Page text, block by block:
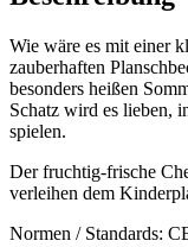
Wie wäre es mit einer
zauberhaften
besonders heißen
Schatz wird es lieben,
spielen.
Der fruchtig-frische
verleihen dem
Normen / Standards: